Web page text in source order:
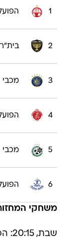
1
2
3 מכבי
4
5 מכבי
6
משחקי המחזור